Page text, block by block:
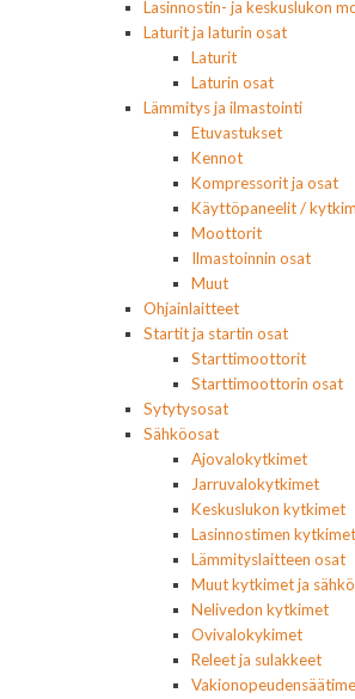
Lasinnostin- ja keskuslukon
Laturit ja laturin osat
Laturit
Laturin osat
Lämmitys ja ilmastointi
Etuvastukset
Kennot
Kompressorit ja osat
Käyttöpaneelit /
Moottorit
Ilmastoinnin osat
Muut
Ohjainlaitteet
Startit ja startin osat
Starttimoottorit
Starttimoottorin osat
Sytytysosat
Sähköosat
Ajovalokytkimet
Jarruvalokytkimet
Keskuslukon kytkimet
Lasinnostimen kytkimet
Lämmityslaitteen osat
Muut kytkimet ja
Nelivedon kytkimet
Ovivalokykimet
Releet ja sulakkeet